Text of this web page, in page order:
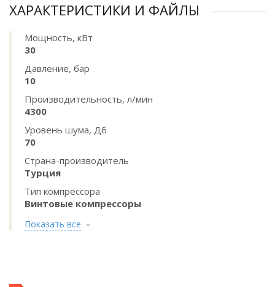
ХАРАКТЕРИСТИКИ И ФАЙЛЫ
Мощность, кВт
30
Давление, бар
10
Производительность, л/мин
4300
Уровень шума, Дб
70
Страна-производитель
Турция
Тип компрессора
Винтовые компрессоры
Показать все